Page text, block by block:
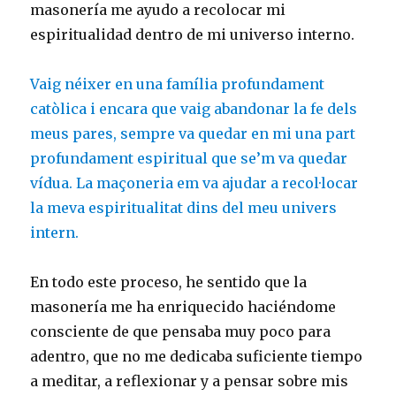
masonería me ayudo a recolocar mi
espiritualidad dentro de mi universo interno.
Vaig néixer en una família profundament
catòlica i encara que vaig abandonar la fe dels
meus pares, sempre va quedar en mi una part
profundament espiritual que se’m va quedar
vídua. La maçoneria em va ajudar a recol·locar
la meva espiritualitat dins del meu univers
intern.
En todo este proceso, he sentido que la
masonería me ha enriquecido haciéndome
consciente de que pensaba muy poco para
adentro, que no me dedicaba suficiente tiempo
a meditar, a reflexionar y a pensar sobre mis